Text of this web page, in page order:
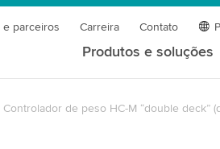
e parceiros Carreira Contato
Produtos e soluções
Controlador de peso HC-M “double deck”